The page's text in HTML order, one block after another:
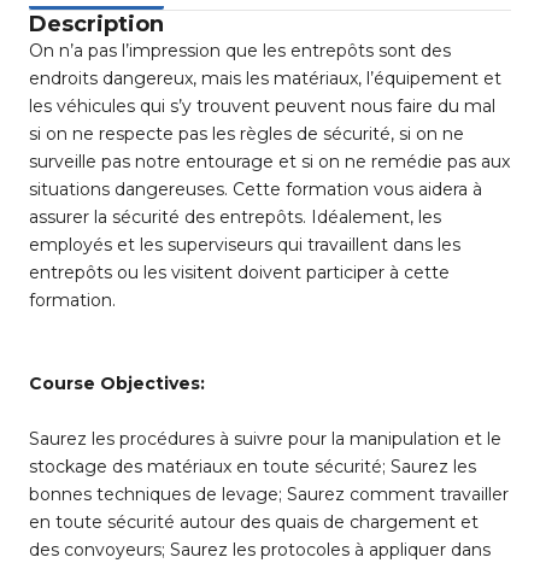
Description
On n’a pas l’impression que les entrepôts sont des
endroits dangereux, mais les matériaux, l’équipement et
les véhicules qui s’y trouvent peuvent nous faire du mal
si on ne respecte pas les règles de sécurité, si on ne
surveille pas notre entourage et si on ne remédie pas aux
situations dangereuses. Cette formation vous aidera à
assurer la sécurité des entrepôts. Idéalement, les
employés et les superviseurs qui travaillent dans les
entrepôts ou les visitent doivent participer à cette
formation.
Course Objectives:
Saurez les procédures à suivre pour la manipulation et le
stockage des matériaux en toute sécurité; Saurez les
bonnes techniques de levage; Saurez comment travailler
en toute sécurité autour des quais de chargement et
des convoyeurs; Saurez les protocoles à appliquer dans